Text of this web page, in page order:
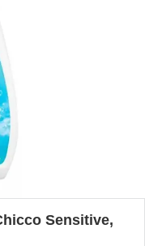
Sensitive,